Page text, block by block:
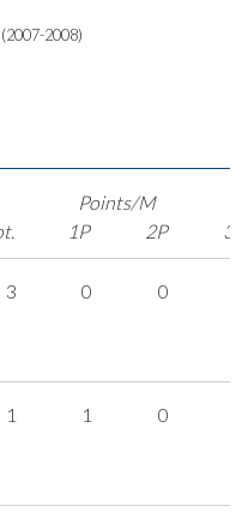
2008)
Points/M
1P 2P 3P
3 0 0
1 1 0